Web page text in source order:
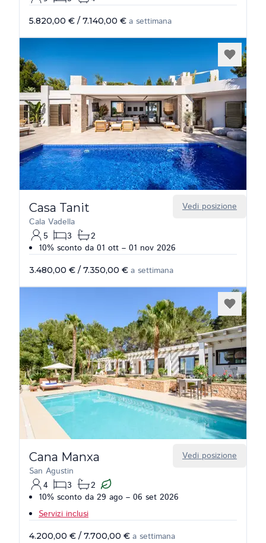
5.820,00 € / 7.140,00 € a settimana
Vedi posizione
Casa Tanit
Cala Vadella
5
3
2
10% sconto da 01 ott – 01 nov 2026
3.480,00 € / 7.350,00 € a settimana
Vedi posizione
Cana Manxa
San Agustin
4
3
2
10% sconto da 29 ago – 06 set 2026
Servizi inclusi
4.200,00 € / 7.700,00 € a settimana